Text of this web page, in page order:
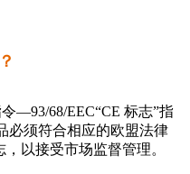
—93/68/EEC“CE 标志”指
必须符合相应的欧盟法律
，以接受市场监督管理。